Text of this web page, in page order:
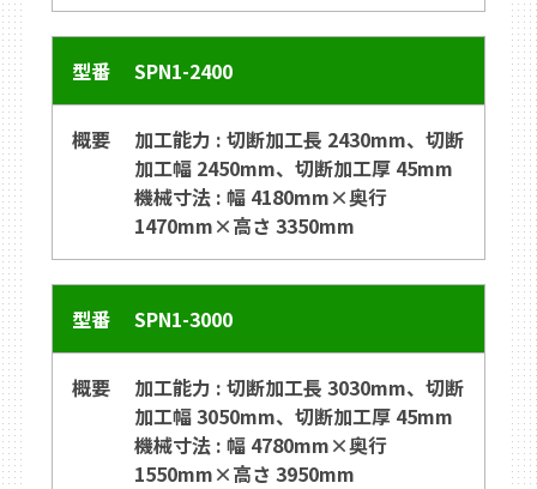
SPN1-2400
加工能力 : 切断加工長 2430mm、切断
加工幅 2450mm、切断加工厚 45mm
機械寸法 : 幅 4180mm×奥行
1470mm×高さ 3350mm
SPN1-3000
加工能力 : 切断加工長 3030mm、切断
加工幅 3050mm、切断加工厚 45mm
機械寸法 : 幅 4780mm×奥行
1550mm×高さ 3950mm